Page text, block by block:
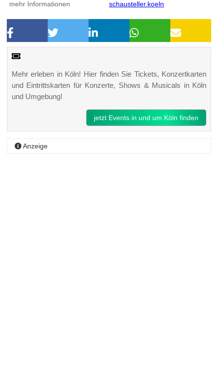
mehr Informationen schausteller.koeln
Mehr erleben in Köln! Hier finden Sie Tickets, Konzertkarten
und Eintrittskarten für Konzerte, Shows & Musicals in Köln
und Umgebung!
jetzt Events in und um Köln finden
Anzeige